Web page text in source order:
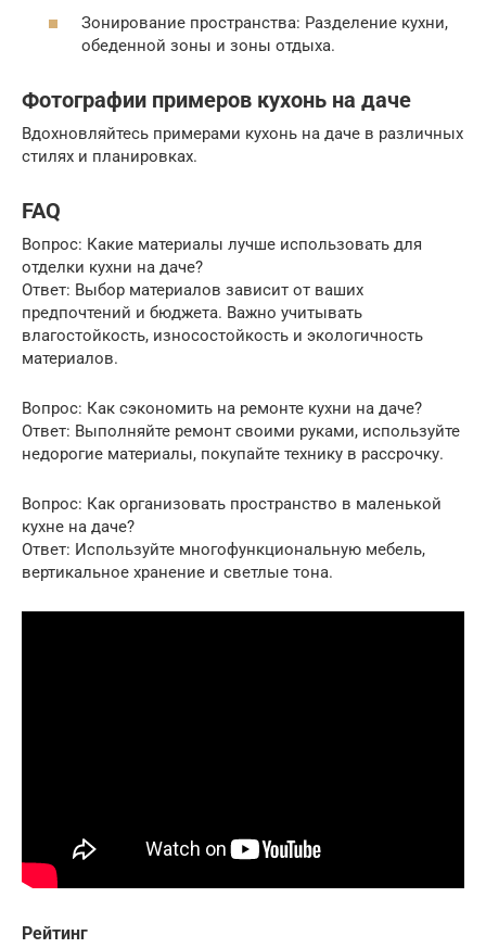
Зонирование пространства: Разделение кухни,
обеденной зоны и зоны отдыха.
Фотографии примеров кухонь на даче
Вдохновляйтесь примерами кухонь на даче в различных
стилях и планировках.
FAQ
Вопрос: Какие материалы лучше использовать для
отделки кухни на даче?
Ответ: Выбор материалов зависит от ваших
предпочтений и бюджета. Важно учитывать
влагостойкость, износостойкость и экологичность
материалов.
Вопрос: Как сэкономить на ремонте кухни на даче?
Ответ: Выполняйте ремонт своими руками, используйте
недорогие материалы, покупайте технику в рассрочку.
Вопрос: Как организовать пространство в маленькой
кухне на даче?
Ответ: Используйте многофункциональную мебель,
вертикальное хранение и светлые тона.
Рейтинг